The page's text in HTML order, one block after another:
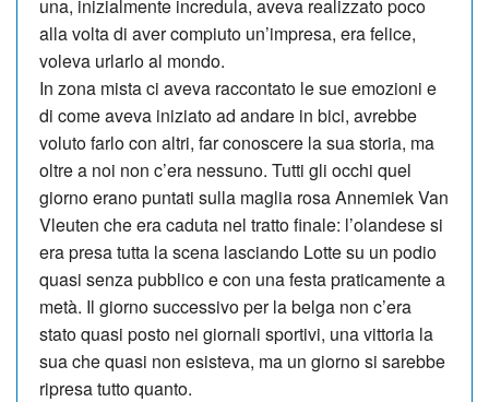
una, inizialmente incredula, aveva realizzato poco
alla volta di aver compiuto un’impresa, era felice,
voleva ur­larlo al mondo.
In zona mista ci aveva raccontato le sue emozioni e
di come aveva iniziato ad andare in bici, avrebbe
voluto farlo con altri, far conoscere la sua storia, ma
oltre a noi non c’era nessuno. Tutti gli occhi quel
giorno erano puntati sulla maglia rosa Annemiek Van
Vleuten che era caduta nel tratto finale: l’olandese si
era presa tutta la scena lasciando Lotte su un podio
quasi sen­za pubblico e con una festa praticamente a
metà. Il giorno successivo per la belga non c’era
stato quasi posto nei giornali sportivi, una vittoria la
sua che quasi non esisteva, ma un giorno si sarebbe
ripresa tutto quanto.